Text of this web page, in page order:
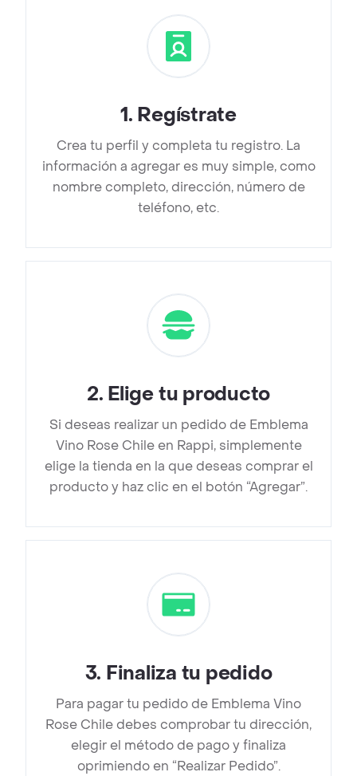
1. Regístrate
Crea tu perfil y completa tu registro. La
información a agregar es muy simple, como
nombre completo, dirección, número de
teléfono, etc.
2. Elige tu producto
Si deseas realizar un pedido de Emblema
Vino Rose Chile en Rappi, simplemente
elige la tienda en la que deseas comprar el
producto y haz clic en el botón “Agregar”.
3. Finaliza tu pedido
Para pagar tu pedido de Emblema Vino
Rose Chile debes comprobar tu dirección,
elegir el método de pago y finaliza
oprimiendo en “Realizar Pedido”.